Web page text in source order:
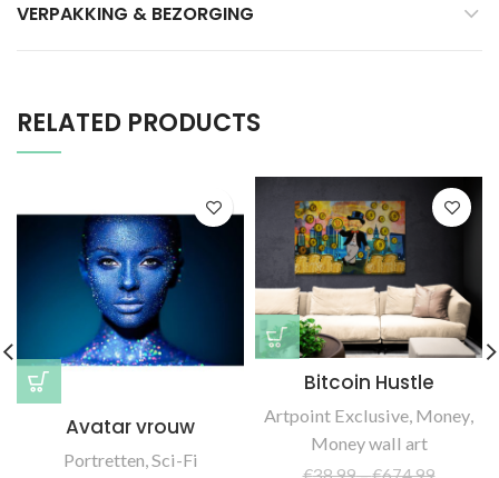
VERPAKKING & BEZORGING
RELATED PRODUCTS
Avatar vrouw
Portretten,Sci-Fi
Bitcoin Hustle
Artpoint Exclusive Money
Money wall art